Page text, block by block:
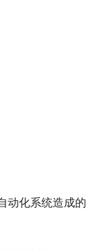
动化系统造成